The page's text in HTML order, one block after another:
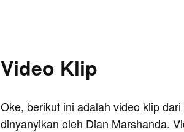
Video Klip
Oke, berikut ini adalah video klip
dinyanyikan oleh Dian Marshanda.